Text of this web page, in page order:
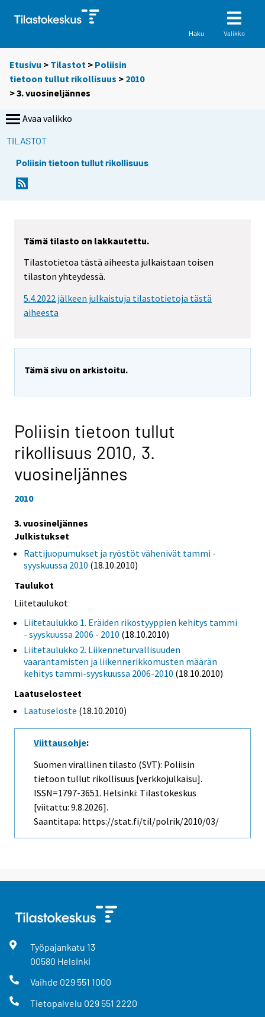
Haku Valikko
Etusivu > Tilastot > Poliisin
tietoon tullut rikollisuus > 2010
>3. vuosineljännes
Avaa valikko
TILASTOT
Poliisin tietoon tullut rikollisuus
Tämä tilasto on lakkautettu.
Tilastotietoa tästä aiheesta julkaistaan toisen
tilaston yhteydessä.
5.4.2022 jälkeen julkaistuja tilastotietoja tästä
aiheesta
Tämä sivu on arkistoitu.
Poliisin tietoon tullut
rikollisuus 2010, 3.
vuosineljännes
2010
3. vuosineljännes
Julkistukset
Rattijuopumukset ja ryöstöt vähenivät tammi -
syyskuussa 2010 (18.10.2010)
Taulukot
Liitetaulukot
Liitetaulukko 1. Eräiden rikostyyppien kehitys tammi
- syyskuussa 2006 - 2010 (18.10.2010)
Liitetaulukko 2. Liikenneturvallisuuden
vaarantamisten ja liikennerikkomusten määrän
kehitys tammi-syyskuussa 2006-2010 (18.10.2010)
Laatuselosteet
Laatuseloste (18.10.2010)
Viittausohje:
Suomen virallinen tilasto (SVT): Poliisin
tietoon tullut rikollisuus [verkkojulkaisu].
ISSN=1797-3651. Helsinki: Tilastokeskus
[viitattu: 9.8.2026].
Saantitapa: https://stat.fi/til/polrik/2010/03/
Työpajankatu 13
00580 Helsinki
Vaihde 029 551 1000
Tietopalvelu 029 551 2220